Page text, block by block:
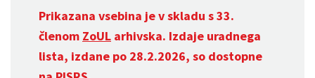
Prikazana vsebina je v skladu s 33.
členom ZoUL arhivska. Izdaje uradnega
lista, izdane po 28.2.2026, so dostopne